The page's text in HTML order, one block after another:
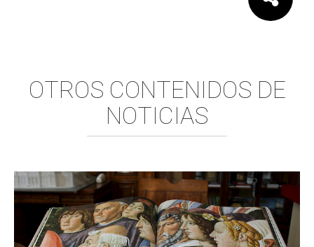
OTROS CONTENIDOS DE
NOTICIAS